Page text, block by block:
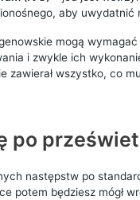
aby uwydatnić
mogą
i zwykle ich
zawierał wszystko, co
po
następstw po
potem będziesz mógł